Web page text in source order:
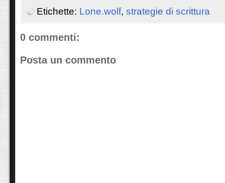
Etichette: Lone.wolf, strategie di scrittura
0 commenti:
Posta un commento